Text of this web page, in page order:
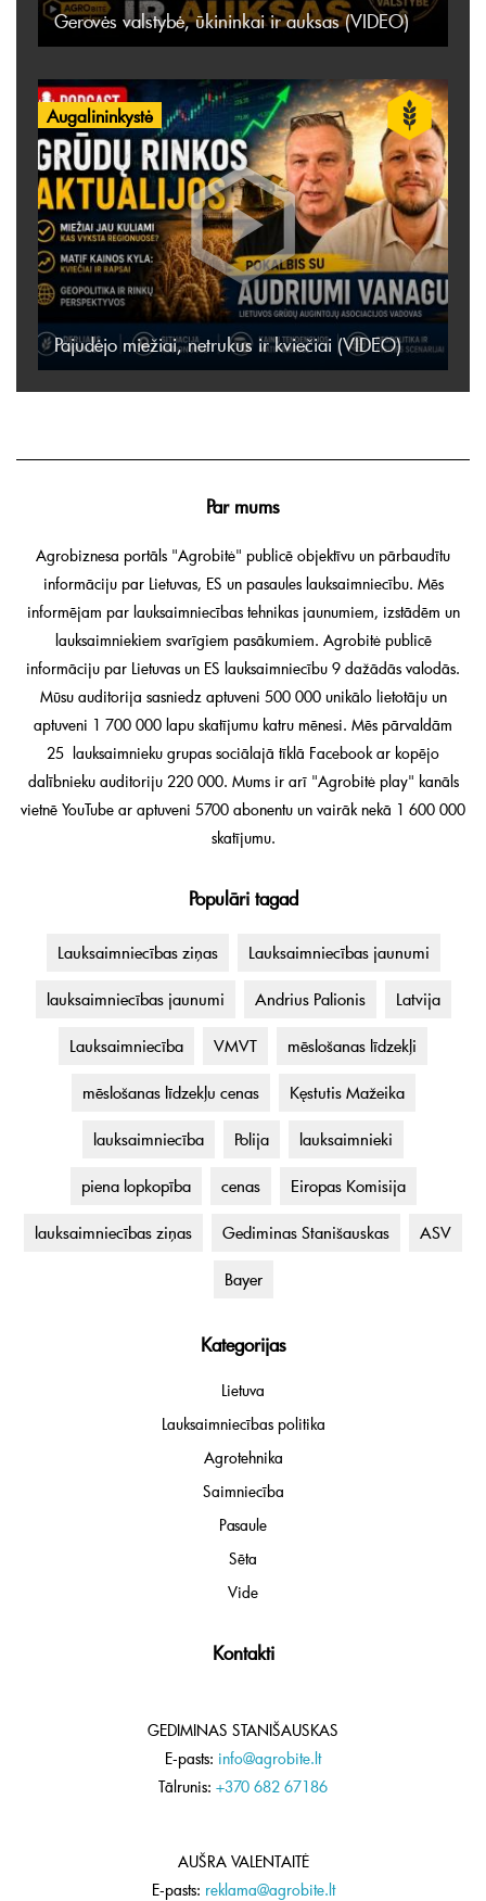
Gerovės valstybė, ūkininkai ir auksas (VIDEO)
Augalininkystė
Pajudėjo miežiai, netrukus ir kviečiai (VIDEO)
Par mums
Agrobiznesa portāls "Agrobitė" publicē objektīvu un pārbaudītu
informāciju par Lietuvas, ES un pasaules lauksaimniecību. Mēs
informējam par lauksaimniecības tehnikas jaunumiem, izstādēm un
lauksaimniekiem svarīgiem pasākumiem. Agrobitė publicē
informāciju par Lietuvas un ES lauksaimniecību 9 dažādās valodās.
Mūsu auditorija sasniedz aptuveni 500 000 unikālo lietotāju un
aptuveni 1 700 000 lapu skatījumu katru mēnesi. Mēs pārvaldām
25 lauksaimnieku grupas sociālajā tīklā Facebook ar kopējo
dalībnieku auditoriju 220 000. Mums ir arī "Agrobitė play" kanāls
vietnē YouTube ar aptuveni 5700 abonentu un vairāk nekā 1 600 000
skatījumu.
Populāri tagad
Lauksaimniecības ziņas Lauksaimniecības jaunumi
lauksaimniecības jaunumi Andrius Palionis Latvija
Lauksaimniecība VMVT mēslošanas līdzekļi
mēslošanas līdzekļu cenas Kęstutis Mažeika
lauksaimniecība Polija lauksaimnieki
piena lopkopība cenas Eiropas Komisija
lauksaimniecības ziņas Gediminas Stanišauskas ASV
Bayer
Kategorijas
Lietuva
Lauksaimniecības politika
Agrotehnika
Saimniecība
Pasaule
Sēta
Vide
Kontakti
GEDIMINAS STANIŠAUSKAS
E-pasts: info@agrobite.lt
Tālrunis: +370 682 67186
AUŠRA VALENTAITĖ
E-pasts: reklama@agrobite.lt